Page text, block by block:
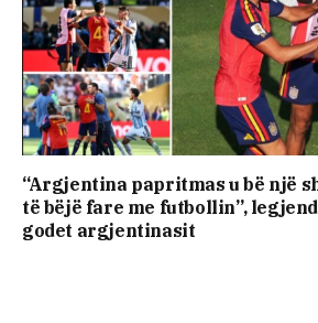
“Argjentina papritmas u bë një
të bëjë fare me futbollin”,
godet argjentinasit